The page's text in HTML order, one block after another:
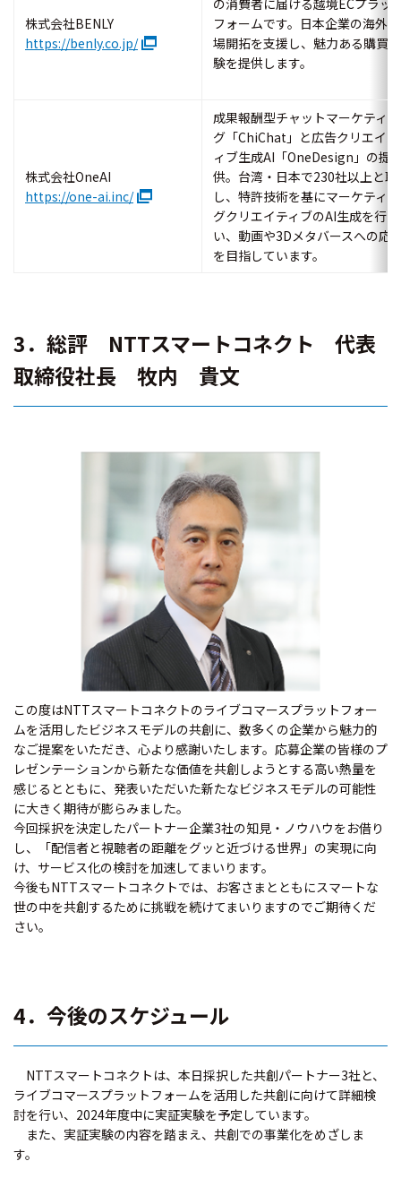
株式会社BENLY
https://benly.co.jp/
フォームです。日本企業の海外市
場開拓を支援し、魅力ある購買体
験を提供します。
株式会社OneAI
https://one-ai.inc/
成果報酬型チャットマーケティン
グ「ChiChat」と広告クリエイテ
ィブ生成AI「OneDesign」の提
供。台湾・日本で230社以上と取
し、特許技術を基にマーケティン
グクリエイティブのAI生成を行
い、動画や3Dメタバースへの応
を目指しています。
3．総評 NTTスマートコネクト 代表
取締役社長 牧内 貴文
この度はNTTスマートコネクトのライブコマースプラットフォー
ムを活用したビジネスモデルの共創に、数多くの企業から魅力的
なご提案をいただき、心より感謝いたします。応募企業の皆様のプ
レゼンテーションから新たな価値を共創しようとする高い熱量を
感じるとともに、発表いただいた新たなビジネスモデルの可能性
に大きく期待が膨らみました。
今回採択を決定したパートナー企業3社の知見・ノウハウをお借り
し、「配信者と視聴者の距離をグッと近づける世界」の実現に向
け、サービス化の検討を加速してまいります。
今後もNTTスマートコネクトでは、お客さまとともにスマートな
世の中を共創するために挑戦を続けてまいりますのでご期待くだ
さい。
4．今後のスケジュール
NTTスマートコネクトは、本日採択した共創パートナー3社と、
ライブコマースプラットフォームを活用した共創に向けて詳細検
討を行い、2024年度中に実証実験を予定しています。
また、実証実験の内容を踏まえ、共創での事業化をめざしま
す。